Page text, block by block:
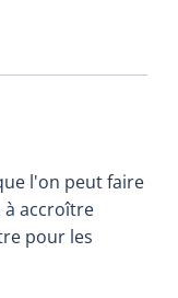
l'on peut faire
à accroître
pour les